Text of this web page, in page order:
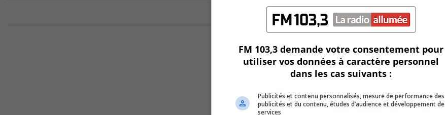
FM 103,3 demande votre consentement pour
utiliser vos données à caractère personnel
dans les cas suivants :
Publicités et contenu personnalisés, mesure de performance des
publicités et du contenu, études d’audience et développement de
services